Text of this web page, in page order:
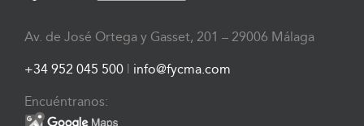
Av. de José Ortega y Gasset, 201 – 29006 Málaga
+34 952 045 500 | info@fycma.com
Encuéntranos: